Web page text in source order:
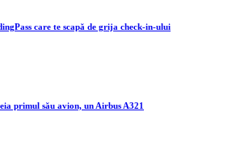
care te scapă de grija check-in-ului
primul său avion, un Airbus A321